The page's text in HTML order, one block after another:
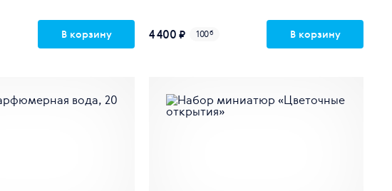
В корзину 4 400 ₽ 100б В корзину